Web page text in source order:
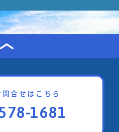
合せはこちら
1681